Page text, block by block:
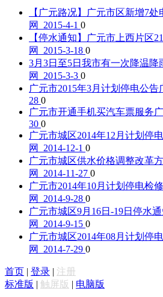
【广元路况】广元市区新增7处
网 2015-4-1 0
【停水通知】广元市上西片区
网 2015-3-18 0
3月3日至5日我市有一次降温降
网 2015-3-3 0
广元市2015年3月计划停电公告
28 0
广元市开通手机买汽车票服务
30 0
广元市城区2014年12月计划停
网 2014-12-1 0
广元市城区供水价格调整改革
网 2014-11-27 0
广元市2014年10月计划停电检
网 2014-9-28 0
广元市城区9月16日-19日停水
网 2014-9-15 0
广元市城区2014年08月计划停
网 2014-7-29 0
首页 | 登录 | 注册
标准版 | 触屏版 | 电脑版